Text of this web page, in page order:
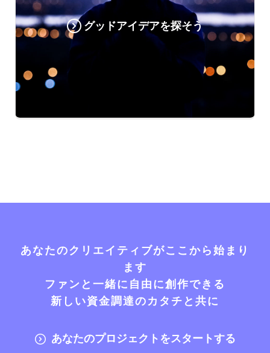
グッドアイデアを探そう
あなたのクリエイティブがここから始まり
ます
ファンと一緒に自由に創作できる
新しい資金調達のカタチと共に
あなたのプロジェクトをスタートする